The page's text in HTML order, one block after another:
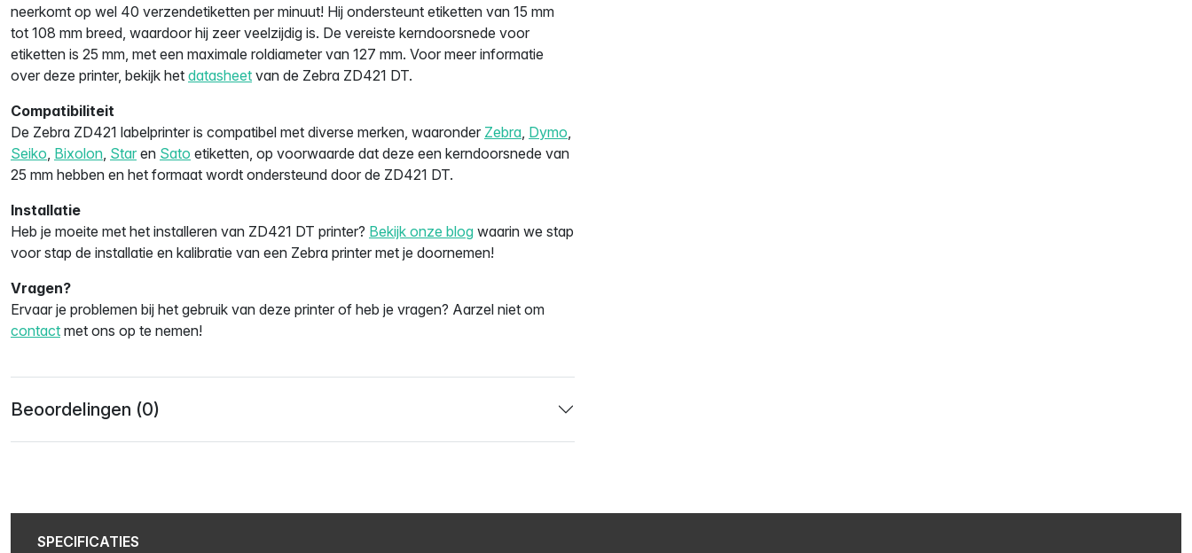
neerkomt op wel 40 verzendetiketten per minuut! Hij ondersteunt etiketten van 15 mm
tot 108 mm breed, waardoor hij zeer veelzijdig is. De vereiste kerndoorsnede voor
etiketten is 25 mm, met een maximale roldiameter van 127 mm. Voor meer informatie
over deze printer, bekijk het datasheet van de Zebra ZD421 DT.
Compatibiliteit
De Zebra ZD421 labelprinter is compatibel met diverse merken, waaronder Zebra Dymo
Seiko Bixolon Star en Sato etiketten, op voorwaarde dat deze een kerndoorsnede van
25 mm hebben en het formaat wordt ondersteund door de ZD421 DT.
Installatie
Heb je moeite met het installeren van ZD421 DT printer? Bekijk onze blog waarin we stap
voor stap de installatie en kalibratie van een Zebra printer met je doornemen!
Vragen?
Ervaar je problemen bij het gebruik van deze printer of heb je vragen? Aarzel niet om
contact met ons op te nemen!
Beoordelingen (0)
SPECIFICATIES